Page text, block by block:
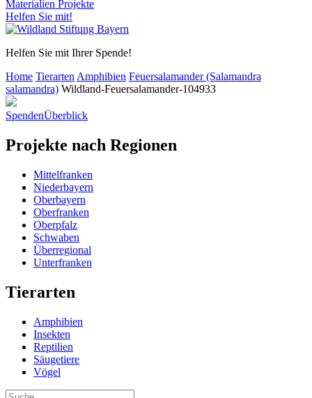
Materialien Projekte
Helfen Sie mit!
Helfen Sie mit Ihrer Spende!
Home Tierarten Amphibien Feuersalamander (Salamandra
salamandra) Wildland-Feuersalamander-104933
SpendenÜberblick
Projekte nach Regionen
Mittelfranken
Niederbayern
Oberbayern
Oberfranken
Oberpfalz
Schwaben
Überregional
Unterfranken
Tierarten
Amphibien
Insekten
Reptilien
Säugetiere
Vögel